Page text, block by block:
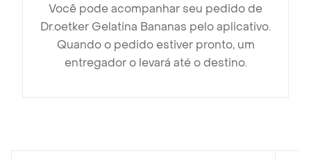
Você pode acompanhar seu pedido de
Dr.oetker Gelatina Bananas pelo aplicativo.
Quando o pedido estiver pronto, um
entregador o levará até o destino.